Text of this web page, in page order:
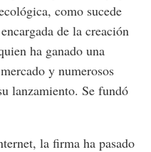
como sucede
de la creación
ha ganado una
y numerosos
lanzamiento. Se fundó
la firma ha pasado